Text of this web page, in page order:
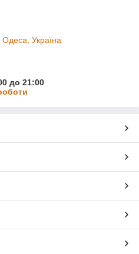
Україна
до 21:00